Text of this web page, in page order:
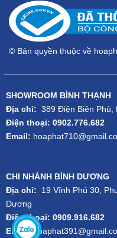
© Bản quyền thuộc về
SHOWROOM BÌNH THẠNH
Địa chỉ: 389 Điện Biên Phủ,
Điện thoại: 0902.776.682
Email:
CHI NHÁNH BÌNH DƯƠNG
Địa chỉ: 19 Vĩnh Phú 30,
Dương
Điện thoại: 0909.916.682
Email: